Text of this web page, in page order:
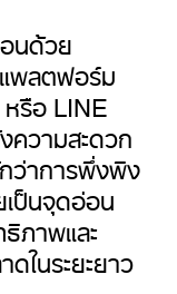
นด้วย
พลตฟอร์ม
รือ LINE
ความสะดวก
ว่าการพึ่งพิง
ป็นจุดอ่อน
ภาพและ
ในระยะยาว